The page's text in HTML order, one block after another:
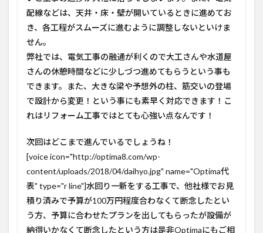
配線などは、天井・床・壁が開いているときに進めてお
き、各工程がスムーズに進むように調整しないといけま
せん。
弊社では、電気工事の融通が利くので大工さんや水道屋
さんの休憩時間などに少しづつ進めてもらうという事も
できます。また、大きな梁や予想外の柱、筋交いの登場
で設計から変更！という事にも素早く対応できます！こ
れはリフォーム工事ではとても心強い点なんです！
次回はどこまで進んでいるでしょうね！
[voice icon="http://optima8.com/wp-
content/uploads/2018/04/daihyo.jpg" name="Optima代
表" type="r line"]水回り一新をする工事で、他社様でお見
積り済みで予算が100万円程度合わなくて断念したとい
う方、予算に合わせたプランを出してもらったが設備が
納得いかなくて断念したという方は是非Optimaにもご相